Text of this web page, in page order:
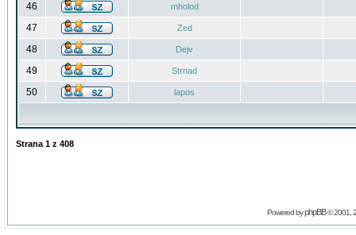
46 mholod
47 Zed
48 Dejv
49 Strnad
50 lapos
Strana 1 z 408
Powered byphpBB© 2001,